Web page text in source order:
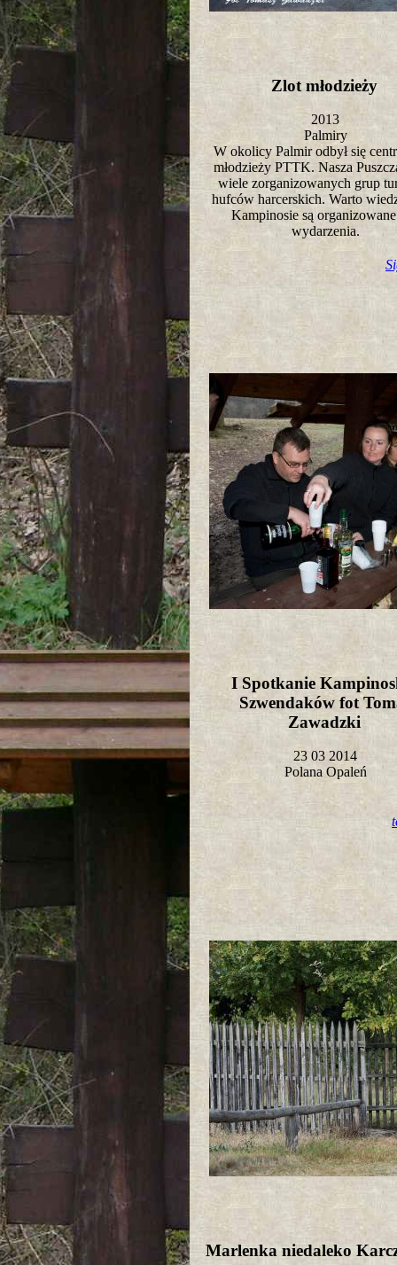
Zlot młodzieży
2013
Palmiry
W okolicy Palmir odbył się
młodzieży PTTK. Nasza
wiele zorganizowanych grup
hufców harcerskich. Warto
Kampinosie są
wydarzenia.
I Spotkanie
Szwendaków fot
Zawadzki
23 03 2014
Polana Opaleń
Marlenka niedaleko